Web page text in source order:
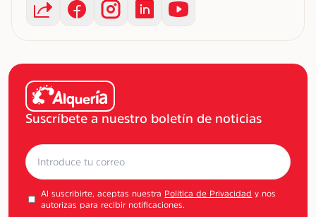
Suscríbete a nuestro boletín de noticias
Al suscribirte, aceptas nuestra Política de Privacidad y nos
autorizas para recibir notificaciones.